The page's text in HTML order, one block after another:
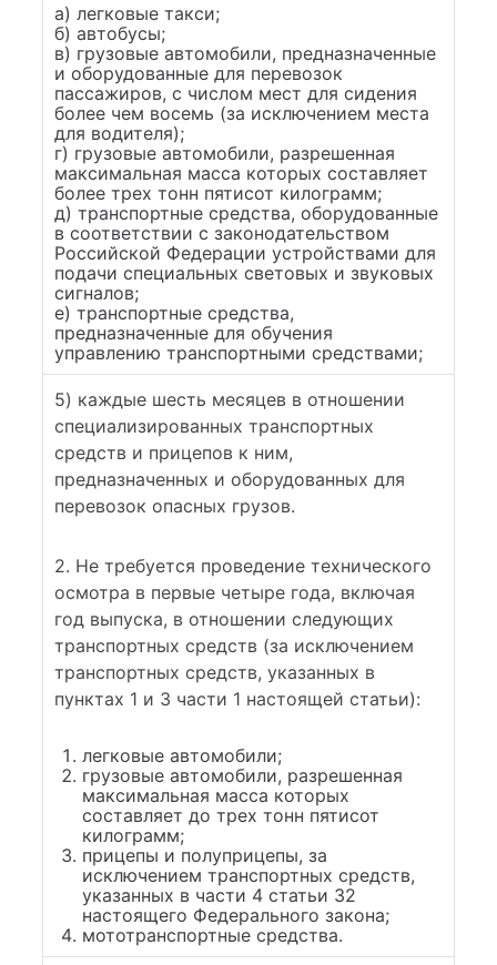
а) легковые такси;
б) автобусы;
в) грузовые автомобили, предназначенные
и оборудованные для перевозок
пассажиров, с числом мест для сидения
более чем восемь (за исключением места
для водителя);
г) грузовые автомобили, разрешенная
максимальная масса которых составляет
более трех тонн пятисот килограмм;
д) транспортные средства, оборудованные
в соответствии с законодательством
Российской Федерации устройствами для
подачи специальных световых и звуковых
сигналов;
е) транспортные средства,
предназначенные для обучения
управлению транспортными средствами;
5) каждые шесть месяцев в отношении
специализированных транспортных
средств и прицепов к ним,
предназначенных и оборудованных для
перевозок опасных грузов.
2. Не требуется проведение технического
осмотра в первые четыре года, включая
год выпуска, в отношении следующих
транспортных средств (за исключением
транспортных средств, указанных в
пунктах 1 и 3 части 1 настоящей статьи):
легковые автомобили;
грузовые автомобили, разрешенная
максимальная масса которых
составляет до трех тонн пятисот
килограмм;
прицепы и полуприцепы, за
исключением транспортных средств,
указанных в части 4 статьи 32
настоящего Федерального закона;
мототранспортные средства.